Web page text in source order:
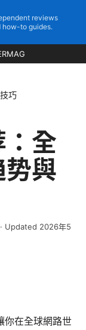
reviews
how-to guides.
巧
全
势與
· Updated 2026年5
你在全球網路世